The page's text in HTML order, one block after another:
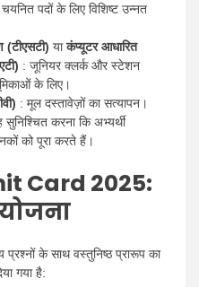
पदों के लिए विशिष्ट उन्नत
(टीएसटी) याकंप्यूटर आधारित
: जूनियर क्लर्क और स्टेशन
के लिए।
: मूल दस्तावेज़ों का सत्यापन।
करना कि अभ्यर्थी
को पूरा करते हैं।
Card 2025:
प्रश्नों के साथ वस्तुनिष्ठ प्रारूप का
गया है: